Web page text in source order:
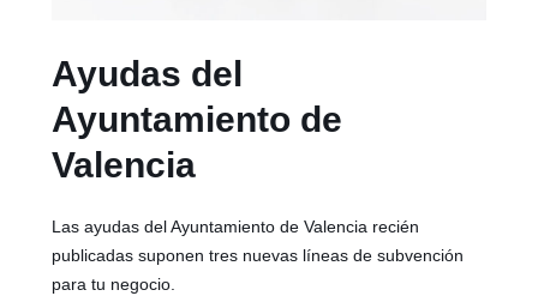
Ayudas del
Ayuntamiento de
Valencia
Las ayudas del Ayuntamiento de Valencia recién
publicadas suponen tres nuevas líneas de subvención
para tu negocio.